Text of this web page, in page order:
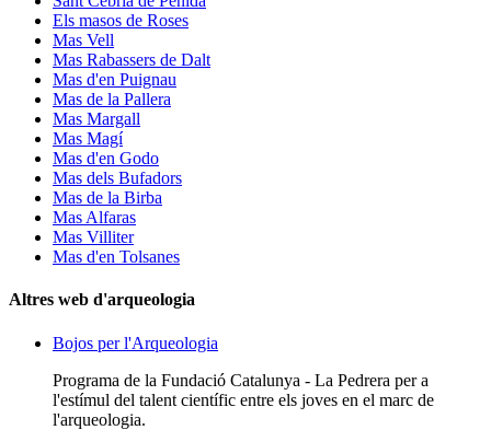
Els masos de Roses
Mas Vell
Mas Rabassers de Dalt
Mas d'en Puignau
Mas de la Pallera
Mas Margall
Mas Magí
Mas d'en Godo
Mas dels Bufadors
Mas de la Birba
Mas Alfaras
Mas Villiter
Mas d'en Tolsanes
Altres web d'arqueologia
Bojos per l'Arqueologia
Programa de la Fundació Catalunya - La Pedrera per a
l'estímul del talent científic entre els joves en el marc de
l'arqueologia.